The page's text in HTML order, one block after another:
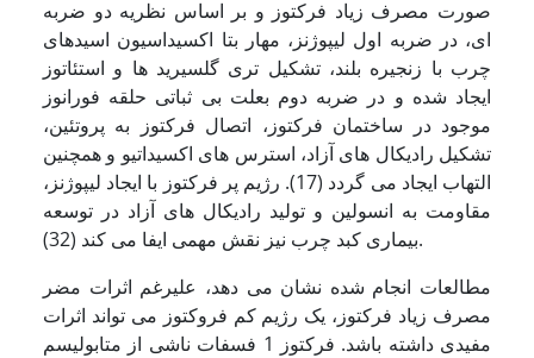
صورت مصرف زیاد فرکتوز و بر اساس نظریه دو ضربه
ای، در ضربه اول لیپوژنز، مهار بتا اکسیداسیون اسیدهای
چرب با زنجیره بلند، تشکیل تری گلسیرید ها و استئاتوز
ایجاد شده و در ضربه دوم بعلت بی ثباتی حلقه فورانوز
موجود در ساختمان فرکتوز، اتصال فرکتوز به پروتئین،
تشکیل رادیکال های آزاد، استرس های اکسیداتیو و همچنین
التهاب ایجاد می گردد (17). رژیم پر فرکتوز با ایجاد لیپوژنز،
مقاومت به انسولین و تولید رادیکال های آزاد در توسعه
بیماری کبد چرب نیز نقش مهمی ایفا می کند (32).
مطالعات انجام شده نشان می دهد، علیرغم اثرات مضر
مصرف زیاد فرکتوز، یک رژیم کم فروکتوز می تواند اثرات
مفیدی داشته باشد. فرکتوز 1 فسفات ناشی از متابولیسم